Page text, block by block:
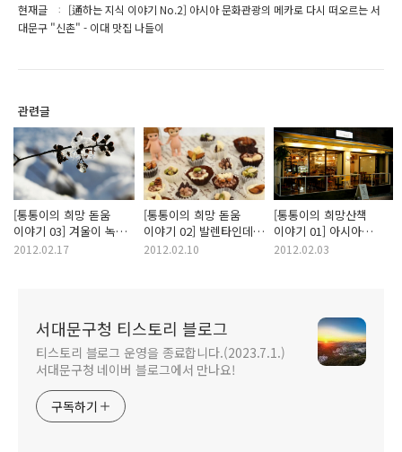
현재글
[通하는 지식 이야기 No.2] 아시아 문화관광의 메카로 다시 떠오르는 서
대문구 "신촌" - 이대 맛집 나들이
관련글
[통통이의 희망 돋움
이야기 03] 겨울이 녹아
봄이 오듯이… 봄이
2012.02.17
[통통이의 희망 돋움
이야기 02] 발렌타인데이
초콜릿 만들기 : 내 생의
2012.02.10
[통통이의 희망산책
이야기 01] 아시아
문화관광의 메카
2012.02.03
서대문구청 티스토리 블로그
티스토리 블로그 운영을 종료합니다.(2023.7.1.)
서대문구청 네이버 블로그에서 만나요!
구독하기